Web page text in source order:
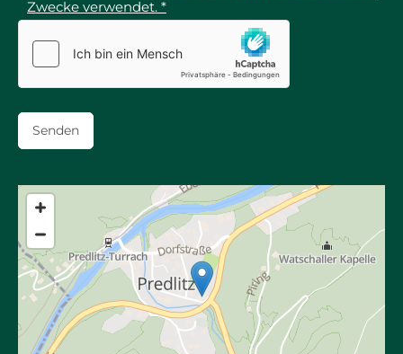
Zwecke verwendet. *